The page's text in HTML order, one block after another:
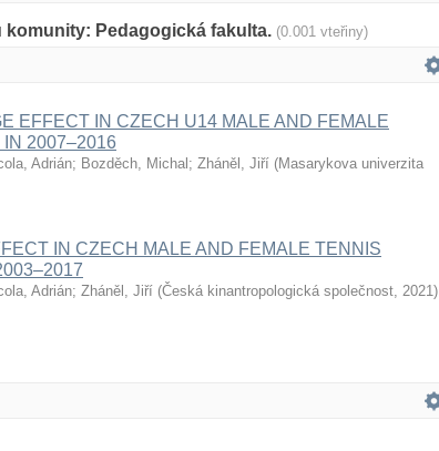
komunity: Pedagogická fakulta. (0.001 vteřiny)
EFFECT IN CZECH U14 MALE AND FEMALE
2007–2016
Adrián; Bozděch, Michal ; Zháněl, Jiří (Masarykova univerzita
IN CZECH MALE AND FEMALE TENNIS
Adrián; Zháněl, Jiří (Česká kinantropologická společnost, 2021)